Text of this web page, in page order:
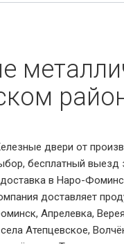
двери от
бесплатный выезд
в Наро-
доставляет
Апрелевка,
Атепцевское,